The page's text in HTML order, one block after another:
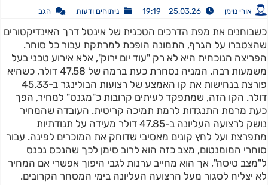
אורי נוימן 25.03.26 19:19 ניתוחים ודעות הגב
כשבוחנים את מפת הדרכים הטכנית של אינטל דרך האינדיקטורים
שהצטברו על הגרף, התמונה הופכת למרתקת עבור כל סוחר.
הפריצה הנוכחית היא לא רק "עוד יום ירוק", אלא אירוע טכני בעל
משמעות רבה. המניה נסחרת כעת ברמה של 47.58 דולר, כשהיא
פורצת בנחישות את קו האמצע של רצועות הבולינגר ב-45.33
דולר. הקו הזה, שמתפקד לעיתים קרובות כ"מגנט" למחיר, הפך
כעת מרמת התנגדות לרמת תמיכה קריטית. העובדה שהמחיר
נושק לרצועה העליונה ב-47.85 דולר מעידה על תנודתיות
מתפרצת ועל לחץ קונים מאסיבי שדוחק את המוכרים לפינה. עבור
סוחרי המומנטום, מצב כזה הוא לרוב סימן לכך שהנכס נכנס
ל"מצב טיסה", אך הוא מחייב ערנות לגבי היפוך אפשרי אם המחיר
לא יצליח לסגור מעל הרצועה העליונה בימי המסחר הקרובים.